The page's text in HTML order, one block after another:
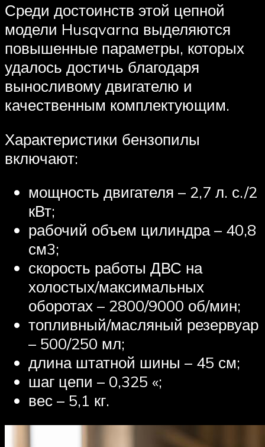
Среди достоинств этой цепной
модели Husqvarna выделяются
повышенные параметры, которых
удалось достичь благодаря
выносливому двигателю и
качественным комплектующим.
Характеристики бензопилы
включают:
мощность двигателя – 2,7 л. с./2
кВт;
рабочий объем цилиндра – 40,8
см3;
скорость работы ДВС на
холостых/максимальных
оборотах – 2800/9000 об/мин;
топливный/масляный резервуар
– 500/250 мл;
длина штатной шины – 45 см;
шаг цепи – 0,325 «;
вес – 5,1 кг.